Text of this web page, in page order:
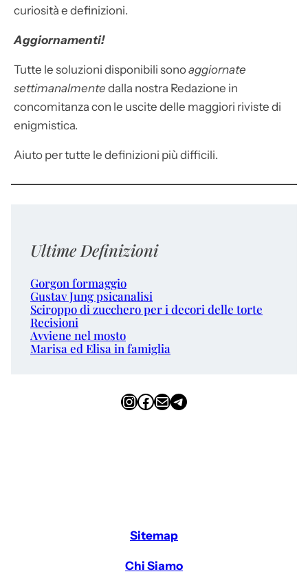
curiosità e definizioni.
Aggiornamenti!
Tutte le soluzioni disponibili sonoaggiornate
settimanalmente dalla nostra Redazione in
concomitanza con le uscite delle maggiori riviste di
enigmistica.
Aiuto per tutte le definizioni più difficili.
Ultime Definizioni
Gorgon formaggio
Gustav Jung psicanalisi
Sciroppo di zucchero per i decori delle torte
Recisioni
Avviene nel mosto
Marisa ed Elisa in famiglia
InstagramFacebook Email Telegram
Sitemap
Chi Siamo